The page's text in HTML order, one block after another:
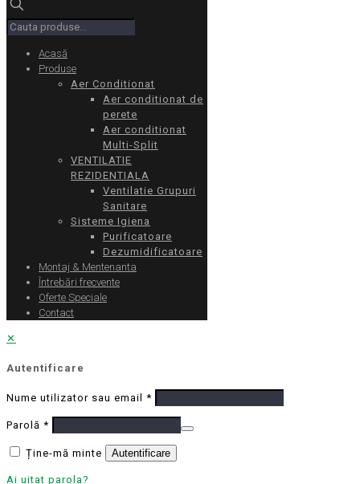
Acasă
Produse
Aer Conditionat
Aer conditionat de
perete
Aer conditionat
Multi-Split
VENTILATIE
REZIDENTIALA
Ventilatie Grupuri
Sanitare
Sisteme Igiena
Purificatoare
Dezumidificatoare
Montaj & Mentenanta
Întrebări frecvente
Oferte Speciale
Contact
✕
Autentificare
Nume utilizator sau email *
Parolă *
Ține-mă minte Autentificare
Ai uitat parola?